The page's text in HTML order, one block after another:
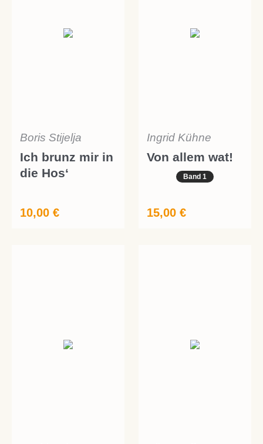
Boris Stijelja
Ich brunz mir in
die Hos‘
10,00 €
Ingrid Kühne
Von allem wat!
Band 1
15,00 €